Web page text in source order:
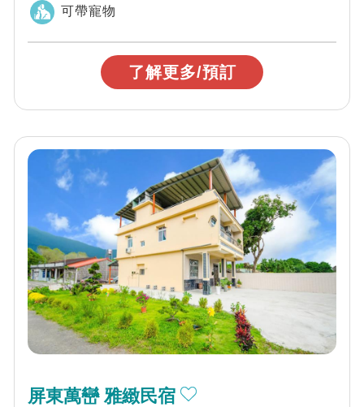
可帶寵物
了解更多/預訂
屏東萬巒 雅緻民宿